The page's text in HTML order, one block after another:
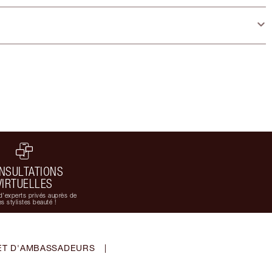
privés auprès de
stylistes beauté !
D'AMBASSADEURS |